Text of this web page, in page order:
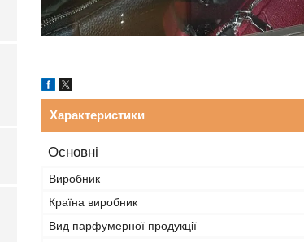
Характеристики
Основні
Виробник
Країна виробник
Вид парфумерної продукції